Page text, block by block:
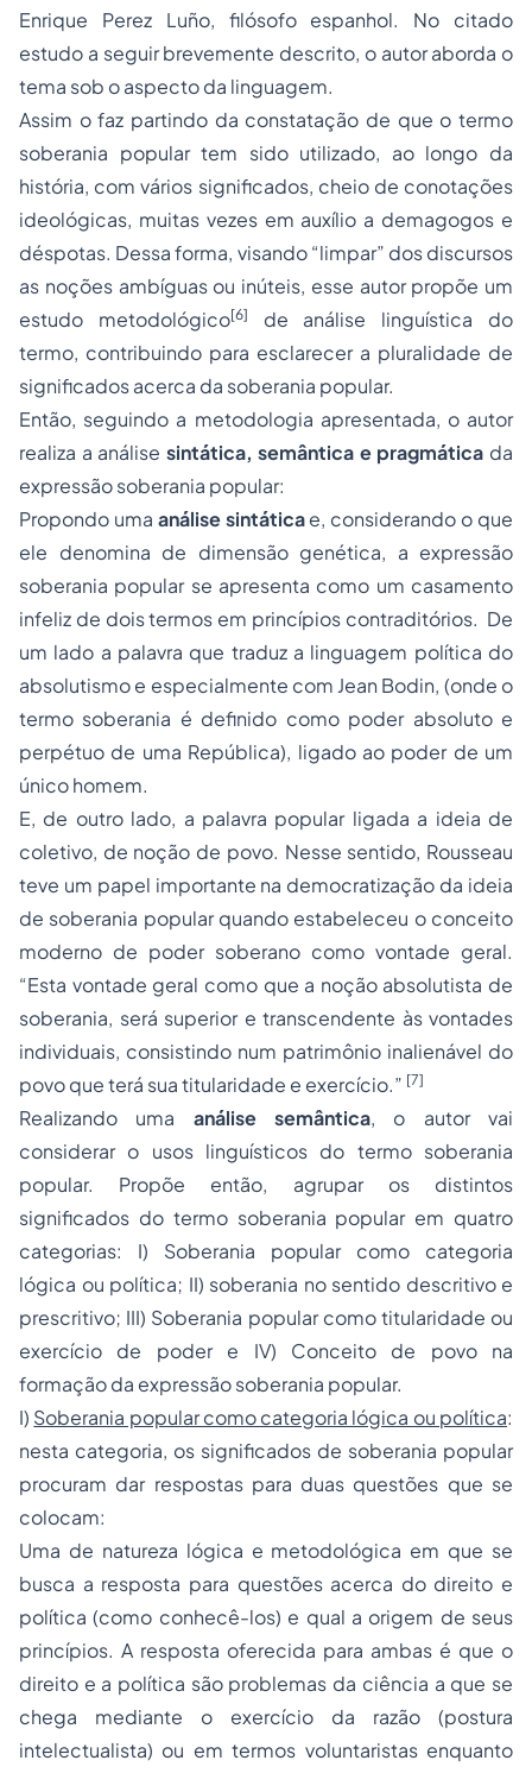
Enrique Perez Luño, filósofo espanhol. No citado
estudo a seguir brevemente descrito, o autor aborda o
tema sob o aspecto da linguagem.
Assim o faz partindo da constatação de que o termo
soberania popular tem sido utilizado, ao longo da
história, com vários significados, cheio de conotações
ideológicas, muitas vezes em auxílio a demagogos e
déspotas. Dessa forma, visando “limpar” dos discursos
as noções ambíguas ou inúteis, esse autor propõe um
estudo metodológico[6]
de análise linguística do
termo, contribuindo para esclarecer a pluralidade de
significados acerca da soberania popular.
Então, seguindo a metodologia apresentada, o autor
realiza a análise sintática, semântica e pragmática da
expressão soberania popular:
Propondo uma análise sintáticae, considerando o que
ele denomina de dimensão genética, a expressão
soberania popular se apresenta como um casamento
infeliz de dois termos em princípios contraditórios. De
um lado a palavra que traduz a linguagem política do
absolutismo e especialmente com Jean Bodin, (onde o
termo soberania é definido como poder absoluto e
perpétuo de uma República), ligado ao poder de um
único homem.
E, de outro lado, a palavra popular ligada a ideia de
coletivo, de noção de povo. Nesse sentido, Rousseau
teve um papel importante na democratização da ideia
de soberania popular quando estabeleceu o conceito
moderno de poder soberano como vontade geral.
“Esta vontade geral como que a noção absolutista de
soberania, será superior e transcendente às vontades
individuais, consistindo num patrimônio inalienável do
povo que terá sua titularidade e exercício.” [7]
Realizando uma análise semântica, o autor vai
considerar o usos linguísticos do termo soberania
popular. Propõe então, agrupar os distintos
significados do termo soberania popular em quatro
categorias: I) Soberania popular como categoria
lógica ou política; II) soberania no sentido descritivo e
prescritivo; III) Soberania popular como titularidade ou
exercício de poder e IV) Conceito de povo na
formação da expressão soberania popular.
I) Soberania popular como categoria lógica ou política:
nesta categoria, os significados de soberania popular
procuram dar respostas para duas questões que se
colocam:
Uma de natureza lógica e metodológica em que se
busca a resposta para questões acerca do direito e
política (como conhecê-los) e qual a origem de seus
princípios. A resposta oferecida para ambas é que o
direito e a política são problemas da ciência a que se
chega mediante o exercício da razão (postura
intelectualista) ou em termos voluntaristas enquanto